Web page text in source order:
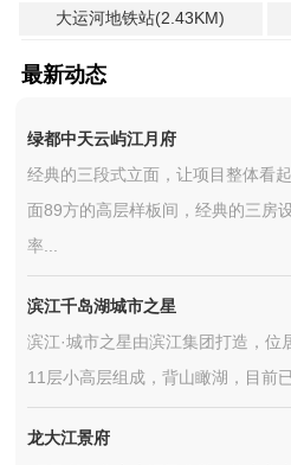
大运河地铁站(2.43KM)
最新动态
绿都中天云屿江月府
经典的三段式立面，让项目整体看
面89方的高层样板间，经典的三房
率...
滨江千岛湖城市之星
滨江·城市之星由滨江集团打造，
11层小高层组成，背山瞰湖，目前
龙大江景府